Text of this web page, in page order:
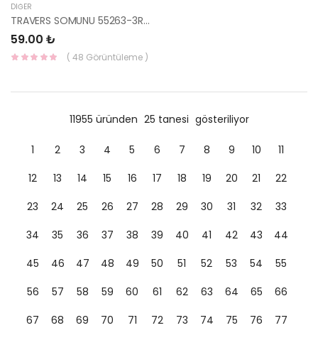
DIĞER
TRAVERS SOMUNU 55263-3R000-HMC
59.00 ₺
( 48 Görüntüleme )
11955 üründen 25 tanesi gösteriliyor
1 2 3 4 5 6 7 8 9 10
11
12
13 14 15 16 17 18 19 20 21
22
23
24 25 26 27 28 29 30 31 32
33
34
35 36 37 38 39 40 41 42 43
44
45
46 47 48 49 50 51 52 53 54
55
56
57 58 59 60 61 62 63 64 65
66
67
68 69 70 71 72 73 74 75 76
77